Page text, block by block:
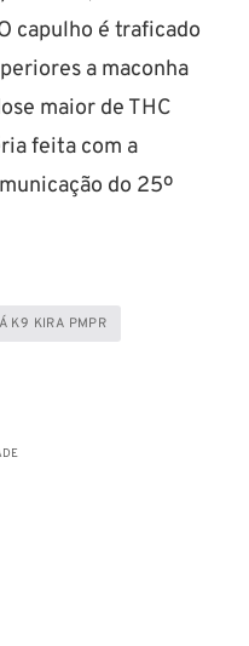
capulho é traficado
a maconha
maior de THC
feita com a
do 25º
K9 KIRA PMPR